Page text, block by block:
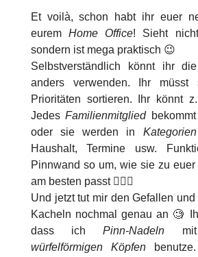
Et voilà, schon habt ihr euer
eurem Home Office! Sieht
sondern ist mega praktisch 😉
Selbstverständlich könnt ihr
anders verwenden. Ihr
Prioritäten sortieren. Ihr könnt
JedesFamilienmitgliedbekommt
oder sie werden in Kategorien
Haushalt, Termine usw.
Pinnwand so um, wie sie zu
am besten passt 💁🏻‍♀️
Und jetzt tut mir den Gefallen
Kacheln nochmal genau an 🧐
dass ichPinn-Nadeln
würfelförmigen Köpfenbenutze.